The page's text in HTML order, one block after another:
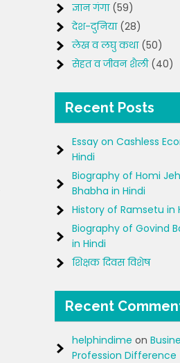
ज्ञान गंगा(59)
देश-दुनिया(28)
लेख व लघु कथा(50)
सेहत व जीवन शैली(40)
Recent Posts
Essay on Cashless
Hindi
Biography of Homi
Bhabha in Hindi
History of Ramsetu in
Biography of Govind
in Hindi
शिक्षक दिवस विशेष
Recent
helphindime on
Profession Difference